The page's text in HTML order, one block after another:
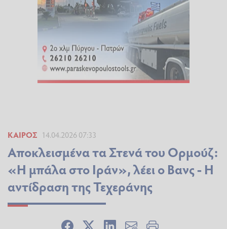
ΚΑΙΡΌΣ 14.04.2026 07:33
Αποκλεισμένα τα Στενά του Ορμούζ:
«Η μπάλα στο Ιράν», λέει ο Βανς - Η
αντίδραση της Τεχεράνης